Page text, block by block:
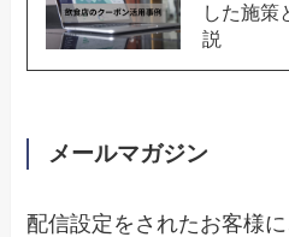
した施策
説
メールマガジン
配信設定をされたお客様